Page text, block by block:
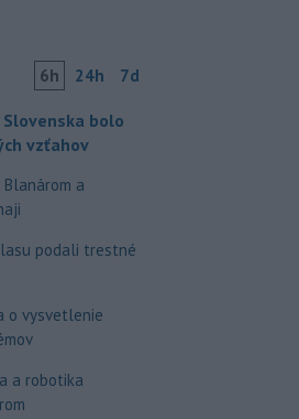
6h 24h 7d
bolo
vzťahov
a
podali trestné
o vysvetlenie
a robotika